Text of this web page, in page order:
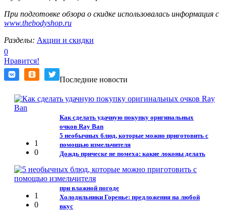
При подготовке обзора о скидке использовалась информация с
www.thebodyshop.ru
Разделы: Акции и скидки
0
Нравится!
Последние новости
Как сделать удачную покупку оригинальных
очков Ray Ban
1
0
5 необычных блюд, которые можно приготовить с
помощью измельчителя
1
0
Дождь прическе не помеха: какие локоны делать
при влажной погоде
Холодильники Горенье: предложения на любой
вкус